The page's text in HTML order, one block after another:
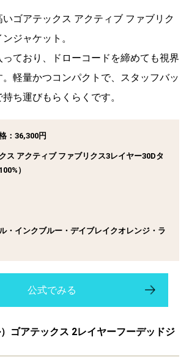
ゴアテックス アクティブ ファブリク
ジャケット。
ており、ドローコードを締めても視界
軽量かつコンパクトで、スタッフバッ
ち運びもらくらくです。
：36,300円
ス アクティブ ファブリクス3レイヤー30Dタ
）
・インクブルー・デイブレイクオレンジ・ラ
公式でみる
ゴアテックス 2レイヤーフーデッドジ